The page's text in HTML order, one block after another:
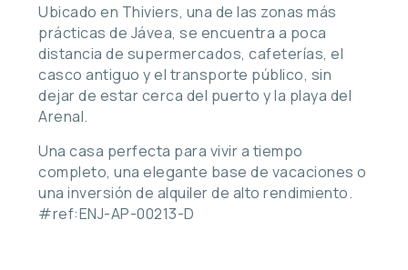
Ubicado en Thiviers, una de las zonas más
prácticas de Jávea, se encuentra a poca
distancia de supermercados, cafeterías, el
casco antiguo y el transporte público, sin
dejar de estar cerca del puerto y la playa del
Arenal.
Una casa perfecta para vivir a tiempo
completo, una elegante base de vacaciones o
una inversión de alquiler de alto rendimiento.
#ref:ENJ-AP-00213-D